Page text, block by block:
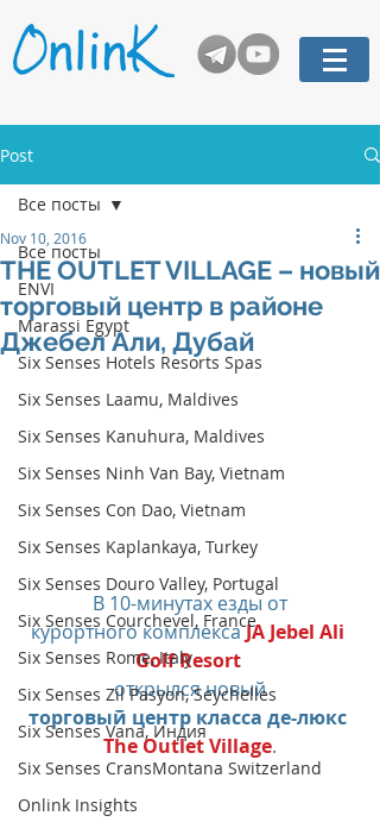
Post
Все посты
ENVI
Marassi Egypt
Six Senses Hotels Resorts Spas
Six Senses Laamu, Maldives
Six Senses Kanuhura, Maldives
Six Senses Ninh Van Bay, Vietnam
Six Senses Con Dao, Vietnam
Six Senses Kaplankaya, Turkey
Six Senses Douro Valley, Portugal
Six Senses Courchevel, France
Six Senses Rome, Italy
Six Senses Zil Pasyon, Seychelles
Six Senses Vana, Индия
Six Senses CransMontana Switzerland
Onlink Insights
Все посты
THE OUTLET VILLAGE – новый
торговый центр в районе
Джебел Али, Дубай
Nov 10, 2016
В 10-минутах езды от
курортного комплекса JA Jebel Ali
Golf Resort
открылся новый
торговый центр класса де-люкс
The Outlet Village.